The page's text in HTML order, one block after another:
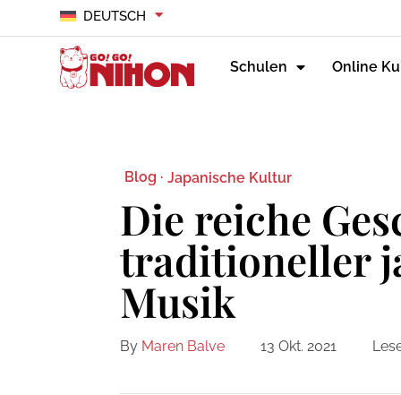
DEUTSCH
Schulen Online
Blog · Japanische Kultur
Die reiche
traditioneller
Musik
By Maren Balve 13 Okt. 2021